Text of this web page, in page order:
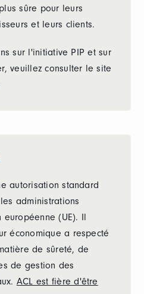
sûre pour leurs
et leurs clients.
sur l'initiative PIP et sur
veuillez consulter le site
autorisation standard
administrations
(UE). Il
économique a respecté
de sûreté, de
de gestion des
ACL est fière d'être